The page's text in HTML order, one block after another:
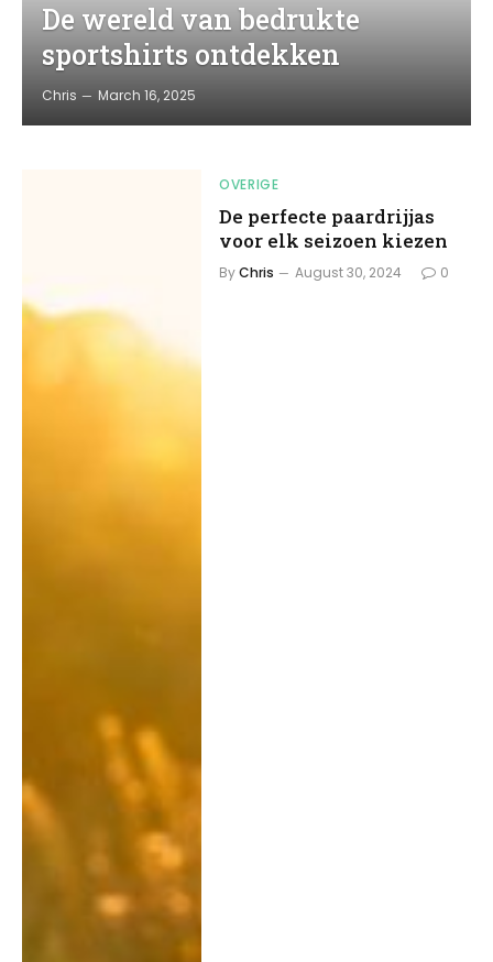
De wereld van bedrukte
sportshirts ontdekken
Chris March 16, 2025
OVERIGE
De perfecte paardrijjas
voor elk seizoen kiezen
ByChris August 30, 2024 0